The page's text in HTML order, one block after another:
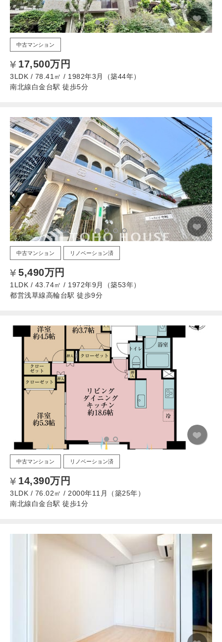
中古マンション
17,500万円
3LDK / 78.41㎡ / 1982年3月（築44年）
南北線白金台駅 徒歩5分
中古マンション リノベーション済
5,490万円
1LDK / 43.74㎡ / 1972年9月（築53年）
都営浅草線高輪台駅 徒歩9分
中古マンション リノベーション済
14,390万円
3LDK / 76.02㎡ / 2000年11月（築25年）
南北線白金台駅 徒歩1分